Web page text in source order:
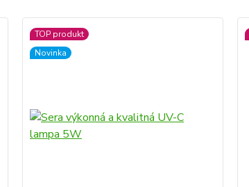
TOP produkt
Novinka